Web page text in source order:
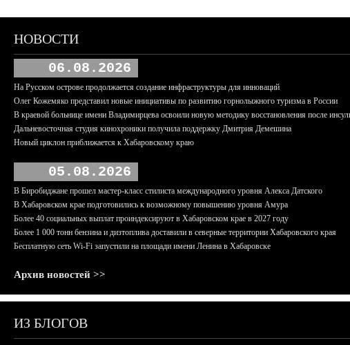
НОВОСТИ
06.08.2026
На Русском острове продолжается создание инфраструктуры для инноваций
Олег Кожемяко представил новые инициативы по развитию горнолыжного туризма в России
В краевой больнице имени Владимирцева освоили новую методику восстановления после
Дальневосточная студия кинохроники получила поддержку Дмитрия Демешина
Новый циклон приближается к Хабаровскому краю
05.08.2026
В Биробиджане прошел мастер-класс стилиста международного уровня Алекса Датского
В Хабаровском крае подготовились к возможному повышению уровня Амура
Более 40 социальных выплат проиндексируют в Хабаровском крае в 2027 году
Более 1 000 тонн бензина и дизтоплива доставили в северные территории Хабаровского края
Бесплатную сеть Wi-Fi запустили на площади имени Ленина в Хабаровске
Архив новостей >>
ИЗ БЛОГОВ